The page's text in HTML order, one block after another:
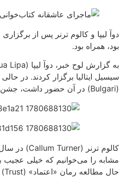
دوآ لیپا و کالوم ترنر پس از
بود، همراه بود.
(Bulgari) در آن حضور داشت، جشن سیسیلی این زوج با چیدمانی از کتاب‌های رنگارنگ همراه بود که یادآور داستان عاشقانه‌ای بود که آن‌ها را به یکدیگر رساند.
مشابه را می‌خوانیم که خیلی عجیب